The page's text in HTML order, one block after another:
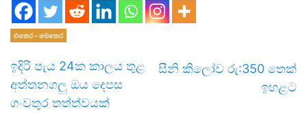
එතෙර - මෙතෙර
ඉදිරි පැය 24ක කාලය තුළ
අත්තනගලු ඔය දෙපස
ගංවතුර තත්ත්වයක්
සීනි කිලෝව රු:350 තෙක්
ඉහළට